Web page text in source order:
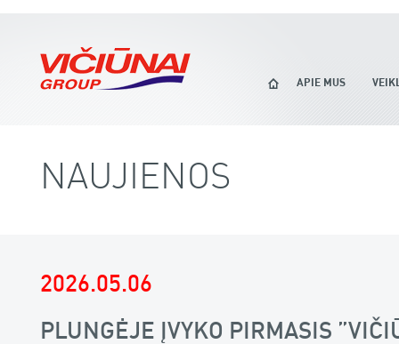
APIE MUS
NAUJIENOS
2026.05.06
PLUNGĖJE ĮVYKO PIRMASIS